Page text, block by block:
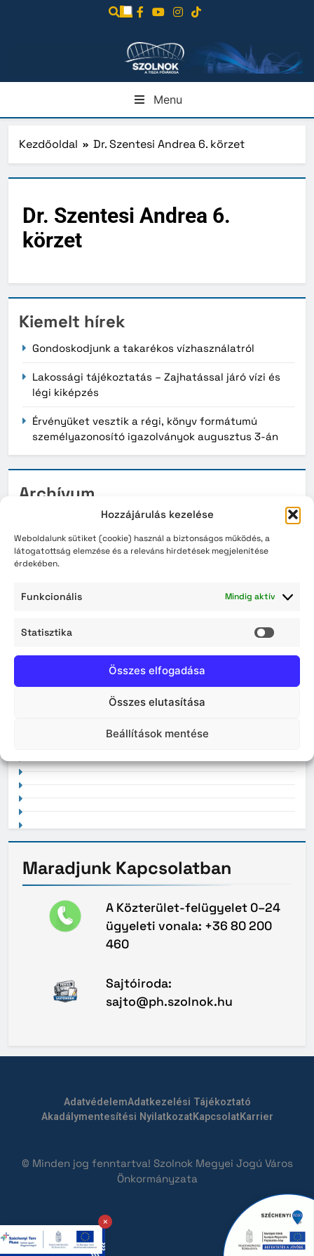
Hozzájárulás kezelése
Weboldalunk sütiket (cookie) használ a biztonságos működés, a
látogatottság elemzése és a releváns hirdetések megjelenítése
érdekében.
Funkcionális Mindig aktív
Statisztika
Összes elfogadása
Összes elutasítása
Beállítások mentése
Menu
Kezdőoldal Dr. Szentesi Andrea 6. körzet
Dr. Szentesi Andrea 6.
körzet
Kiemelt hírek
Gondoskodjunk a takarékos vízhasználatról
Lakossági tájékoztatás – Zajhatással járó vízi és
légi kiképzés
Érvényüket vesztik a régi, könyv formátumú
személyazonosító igazolványok augusztus 3-án
Archívum
2026. augusztus
2026. július
2026. április
Maradjunk Kapcsolatban
A Közterület-felügyelet 0–24
ügyeleti vonala: +36 80 200
460
Sajtóiroda:
sajto@ph.szolnok.hu
AdatvédelemAdatkezelési Tájékoztató
Akadálymentesítési NyilatkozatKapcsolatKarrier
© Minden jog fenntartva! Szolnok Megyei Jogú Város
Önkormányzata
×